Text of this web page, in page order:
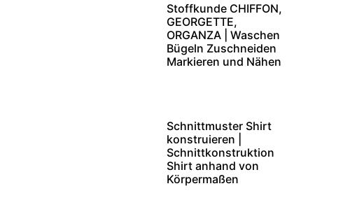
Stoffkunde CHIFFON,
GEORGETTE,
ORGANZA | Waschen
Bügeln Zuschneiden
Markieren und Nähen
Schnittmuster Shirt
konstruieren |
Schnittkonstruktion
Shirt anhand von
Körpermaßen